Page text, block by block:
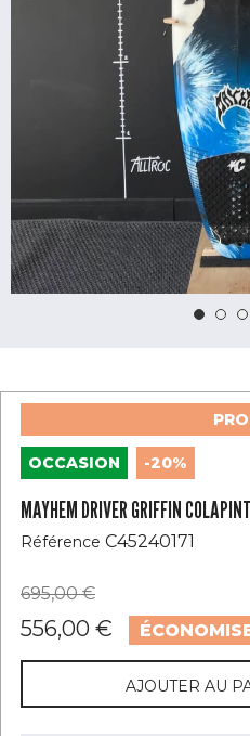
OCCASION -20%
MAYHEM DRIVER GRIFFIN
Référence C45240171
695,00 €
556,00 €
AJOUTER AU